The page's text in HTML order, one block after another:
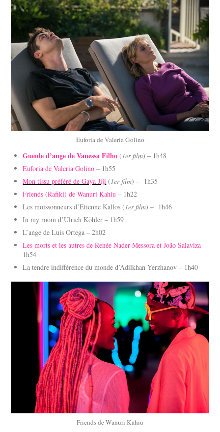
Euforia de Valeria Golino
Gueule d’ange de Vanessa Filho (1er film) – 1h48
Euforia de Valeria Golino – 1h55
Mon tissu préféré de Gaya Jiji (1er film) – 1h35
Friends (Rafiki) de Wanuri Kahiu – 1h22
Les moissonneurs d’Etienne Kallos (1er film) – 1h46
In my room d’Ulrich Köhler – 1h59
L’ange de Luis Ortega – 2h02
Les morts et les autres de Renée Nader Messora et João Salaviza –
1h54
La tendre indifférence du monde d’Adilkhan Yerzhanov – 1h40
Friends de Wanuri Kahiu